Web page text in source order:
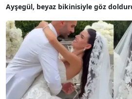
Ayşegül, beyaz bikinisiyle göz